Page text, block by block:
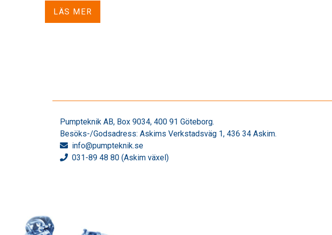
LÄS MER
Pumpteknik AB, Box 9034, 400 91 Göteborg.
Besöks-/Godsadress: Askims Verkstadsväg 1, 436 34 Askim.
info@pumpteknik.se
031-89 48 80 (Askim växel)